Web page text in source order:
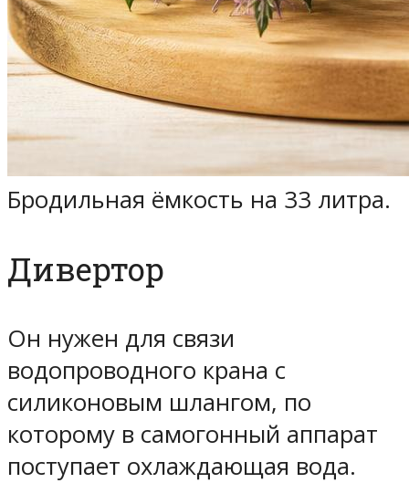
Бродильная ёмкость на 33 литра.
Дивертор
Он нужен для связи
водопроводного крана с
силиконовым шлангом, по
которому в самогонный аппарат
поступает охлаждающая вода.